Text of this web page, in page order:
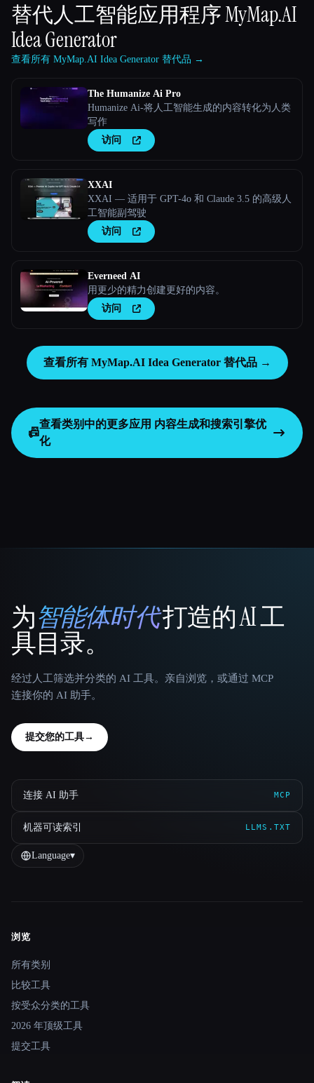
替代人工智能应用程序MyMap.AI
Idea Generator
查看所有 MyMap.AI Idea Generator 替代品 →
The Humanize Ai Pro
Humanize Ai-将人工智能生成的内容转化为人类
写作
访问
XXAI
XXAI — 适用于 GPT-4o 和 Claude 3.5 的高级人
工智能副驾驶
访问
Everneed AI
用更少的精力创建更好的内容。
访问
查看所有 MyMap.AI Idea Generator 替代品 →
📠
查看类别中的更多应用 内容生成和搜索引擎优
化
That AI Collection
为智能体时代打造的 AI 工
具目录。
经过人工筛选并分类的 AI 工具。亲自浏览，或通过 MCP
连接你的 AI 助手。
提交您的工具→
连接 AI 助手 MCP
机器可读索引 LLMS.TXT
Language▾
Site navigation
浏览
所有类别
比较工具
按受众分类的工具
2026 年顶级工具
提交工具